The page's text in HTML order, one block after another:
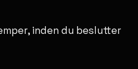
inden du beslutter